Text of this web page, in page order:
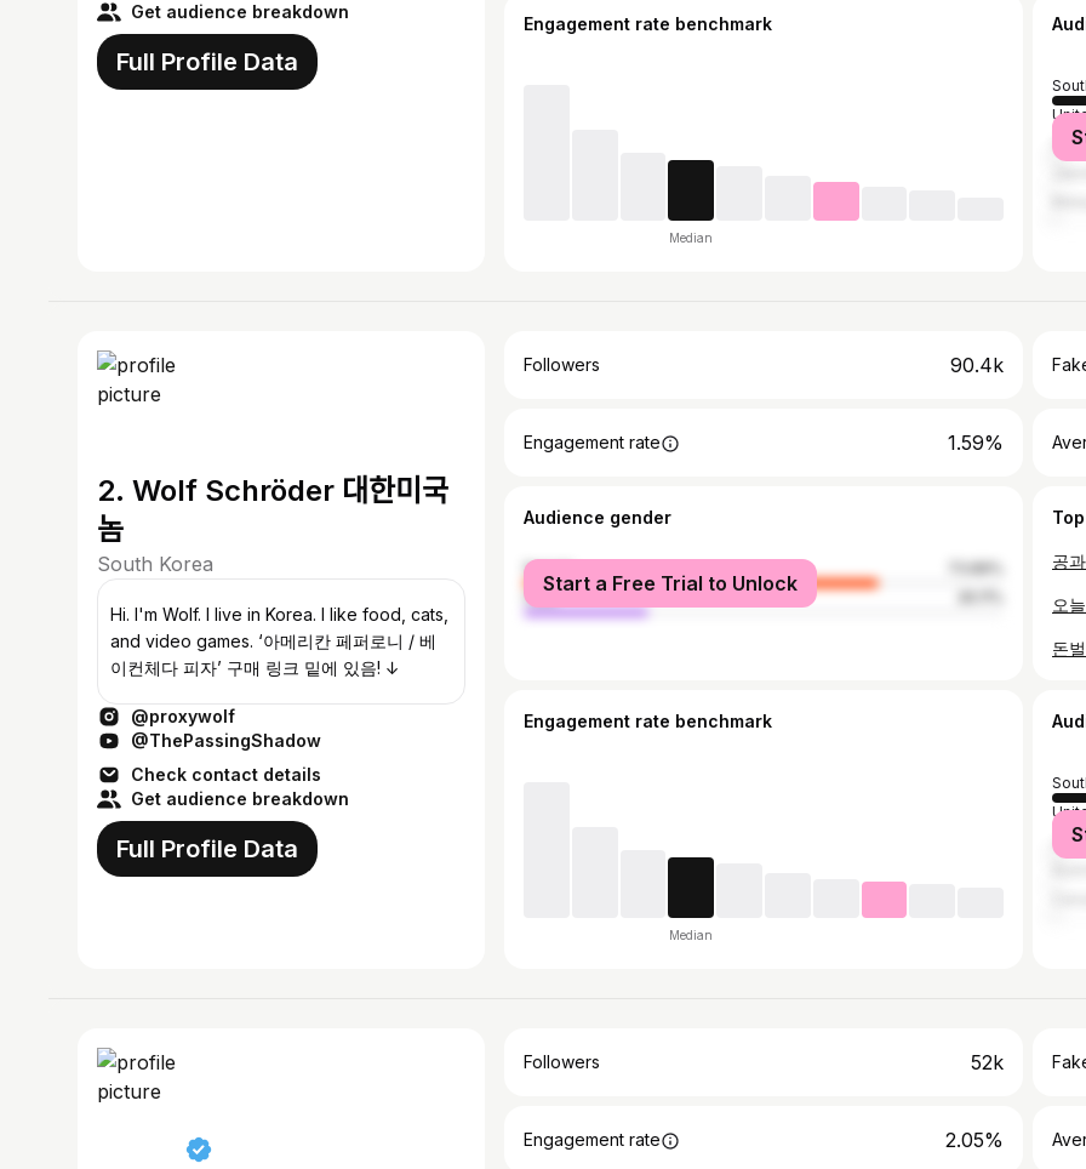
Get audience breakdown
Full Profile Data
Engagement rate benchmark
Median
2. Wolf Schröder 대한미국
놈
South Korea
Hi. I'm Wolf. I live in Korea. I like food, cats,
and video games. ‘아메리칸 페퍼로니 / 베
이컨체다 피자’ 구매 링크 밑에 있음! ↓
@proxywolf
@ThePassingShadow
Check contact details
Get audience breakdown
Full Profile Data
Followers 90.4k
Engagement rate 1.59%
Audience gender
female
male
Start a Free Trial to Unlock
돈
Engagement rate benchmark
Median
Followers 52k
Engagement rate 2.05%